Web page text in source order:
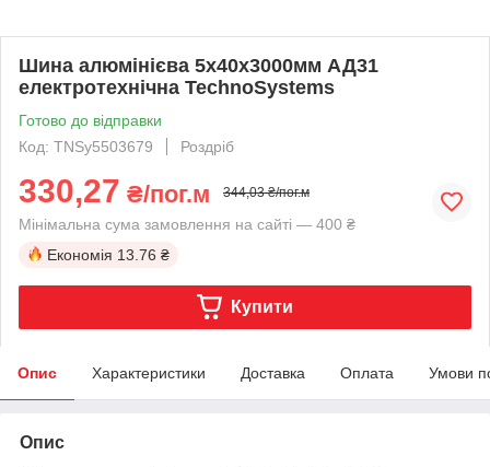
Шина алюмінієва 5х40х3000мм АД31
електротехнічна TechnoSystems
Готово до відправки
Код: TNSy5503679
Роздріб
330,27 ₴/пог.м 344,03 ₴/пог.м
Мінімальна сума замовлення на сайті — 400 ₴
Економія 13.76 ₴
Купити
Опис Характеристики Доставка Оплата Умови
Опис